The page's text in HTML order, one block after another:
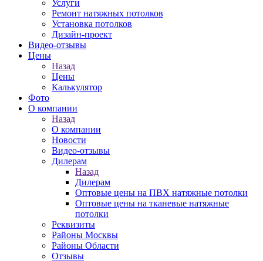
Услуги
Ремонт натяжных потолков
Установка потолков
Дизайн-проект
Видео-отзывы
Цены
Назад
Цены
Калькулятор
Фото
О компании
Назад
О компании
Новости
Видео-отзывы
Дилерам
Назад
Дилерам
Оптовые цены на ПВХ натяжные потолки
Оптовые цены на тканевые натяжные
потолки
Реквизиты
Районы Москвы
Районы Области
Отзывы